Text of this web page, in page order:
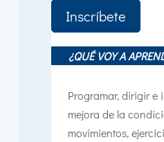
Inscríbete
¿QUÉ VOY A
Programar, dirigir e
mejora de la
movimientos,